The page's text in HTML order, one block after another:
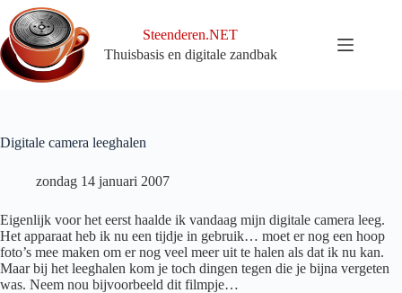
naar
de
inhoud
Steenderen.NET
Thuisbasis en digitale zandbak
Digitale camera leeghalen
zondag 14 januari 2007
Eigenlijk voor het eerst haalde ik vandaag mijn digitale camera leeg.
Het apparaat heb ik nu een tijdje in gebruik… moet er nog een hoop
foto’s mee maken om er nog veel meer uit te halen als dat ik nu kan.
Maar bij het leeghalen kom je toch dingen tegen die je bijna vergeten
was. Neem nou bijvoorbeeld dit filmpje…